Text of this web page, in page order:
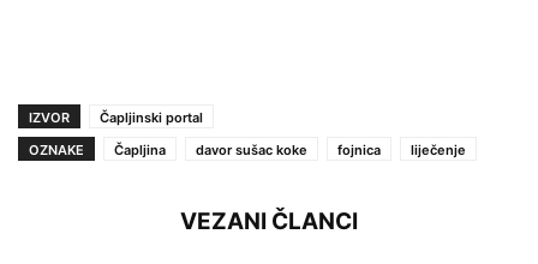
IZVOR
Čapljinski portal
OZNAKE
Čapljina davor sušac koke fojnica liječenje
VEZANI ČLANCI